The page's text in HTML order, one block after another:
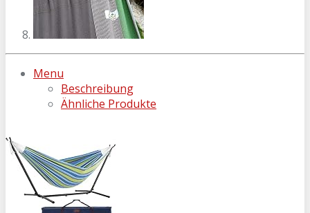
Menu
Beschreibung
Ähnliche Produkte